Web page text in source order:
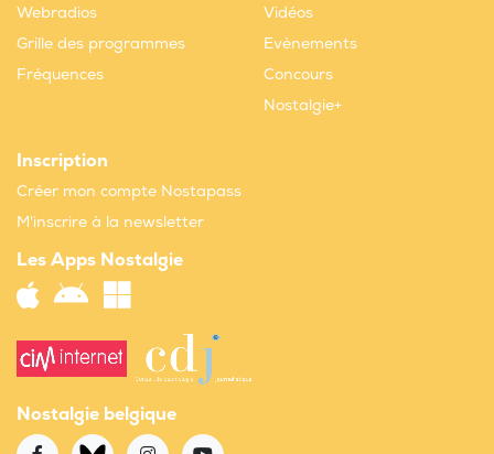
Webradios
Grille des programmes
Fréquences
Vidéos
Evènements
Concours
Nostalgie+
Inscription
Créer mon compte Nostapass
M'inscrire à la newsletter
Les Apps Nostalgie
Nostalgie belgique